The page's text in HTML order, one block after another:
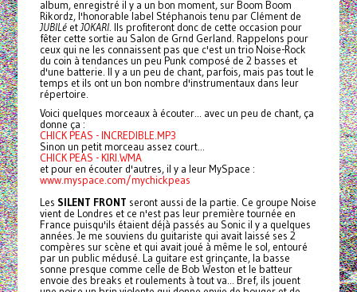
album, enregistré il y a un bon moment, sur Boom Boom
Rikordz, l'honorable label Stéphanois tenu par Clément de
JUBILéetJOKARI. Ils profiteront donc de cette occasion pour
fêter cette sortie au Salon de Grnd Gerland. Rappelons pour
ceux qui ne les connaissent pas que c'est un trio Noise-Rock
du coin à tendances un peu Punk composé de 2 basses et
d'une batterie. Il y a un peu de chant, parfois, mais pas tout le
temps et ils ont un bon nombre d'instrumentaux dans leur
répertoire.
Voici quelques morceaux à écouter... avec un peu de chant, ça
donne ça :
CHICK PEAS - INCREDIBLE.MP3
Sinon un petit morceau assez court...
CHICK PEAS - KIRI.WMA
et pour en écouter d'autres, il y a leur MySpace :
www.myspace.com/mychickpeas
Les SILENT FRONT seront aussi de la partie. Ce groupe Noise
vient de Londres et ce n'est pas leur première tournée en
France puisqu'ils étaient déjà passés au Sonic il y a quelques
années. Je me souviens du guitariste qui avait laissé ses 2
compères sur scène et qui avait joué à même le sol, entouré
par un public médusé. La guitare est grinçante, la basse
sonne presque comme celle de Bob Weston et le batteur
envoie des breaks et roulements à tout va... Bref, ils jouent